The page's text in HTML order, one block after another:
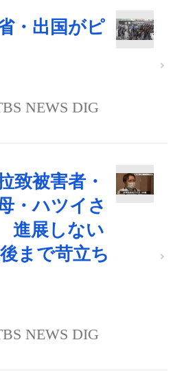
・出国がピ
NEWS DIG
致被害者・
・ハツイさ
進展しない
まで苛立ち
NEWS DIG